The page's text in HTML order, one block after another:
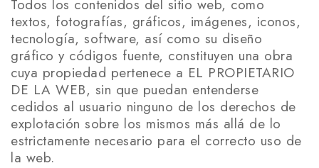
Todos los contenidos del sitio web, como
textos, fotografías, gráficos, imágenes, iconos,
tecnología, software, así como su diseño
gráfico y códigos fuente, constituyen una obra
cuya propiedad pertenece a EL PROPIETARIO
DE LA WEB, sin que puedan entenderse
cedidos al usuario ninguno de los derechos de
explotación sobre los mismos más allá de lo
estrictamente necesario para el correcto uso de
la web.